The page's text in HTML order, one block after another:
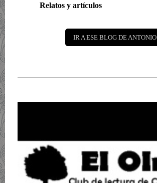
Relatos y artículos
IR A ESE BLOG DE ANTONIO